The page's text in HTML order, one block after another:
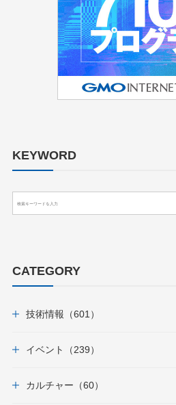
KEYWORD
CATEGORY
技術情報（601）
イベント（239）
カルチャー（60）